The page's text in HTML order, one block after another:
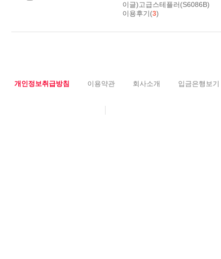
이글)고급스테플러(S6086B)
이용후기(3)
개인정보취급방침 이용약관 회사소개 입금은행보기